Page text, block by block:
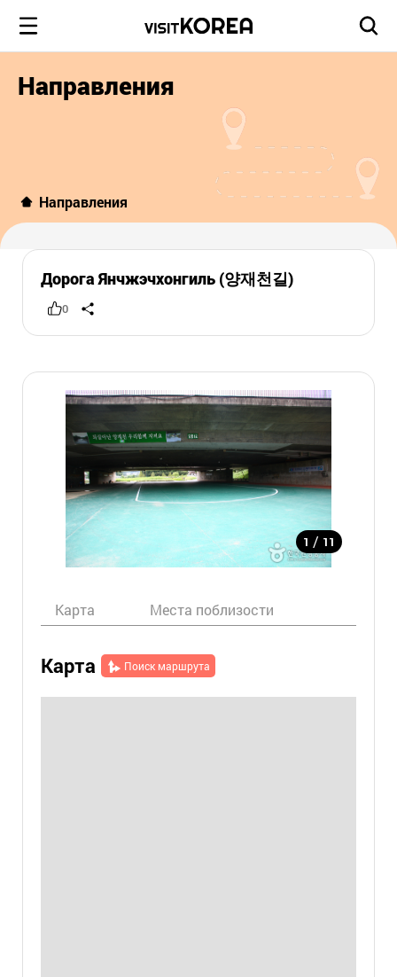
Направления
Направления
Дорога Янчжэчхонгиль (양재천길)
0
1 / 11
Карта Места поблизости
Карта Поиск маршрута